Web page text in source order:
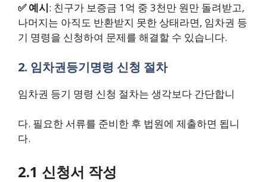
✅ 예시: 친구가 보증금 1억 중 3천만 원만 돌려받고,
나머지는 아직도 반환받지 못한 상태라면, 임차권 등
기 명령을 신청하여 문제를 해결할 수 있습니다.
2. 임차권등기명령 신청 절차
임차권 등기 명령 신청 절차는 생각보다 간단합니
다. 필요한 서류를 준비한 후 법원에 제출하면 됩니
다.
2.1 신청서 작성